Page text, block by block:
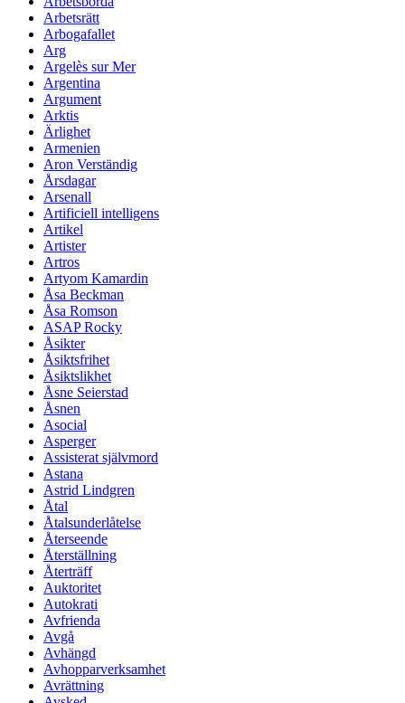
Arbetsrätt
Arbogafallet
Arg
Argelès sur Mer
Argentina
Argument
Arktis
Ärlighet
Armenien
Aron Verständig
Årsdagar
Arsenall
Artificiell intelligens
Artikel
Artister
Artros
Artyom Kamardin
Åsa Beckman
Åsa Romson
ASAP Rocky
Åsikter
Åsiktsfrihet
Åsiktslikhet
Åsne Seierstad
Åsnen
Asocial
Asperger
Assisterat självmord
Astana
Astrid Lindgren
Åtal
Åtalsunderlåtelse
Återseende
Återställning
Återträff
Auktoritet
Autokrati
Avfrienda
Avgå
Avhängd
Avhopparverksamhet
Avrättning